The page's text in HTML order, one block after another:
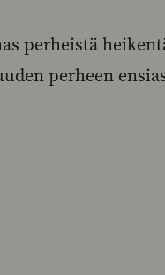
perheistä
perheen